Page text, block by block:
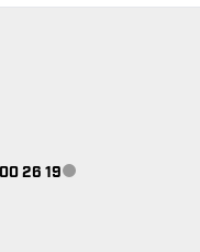
nedostupný
26 19Zákaznický servis